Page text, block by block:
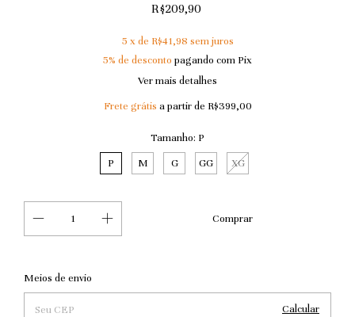
R$209,90
5 x de R$41,98 sem juros
5% de desconto pagando com Pix
Ver mais detalhes
Frete grátis a partir de R$399,00
Tamanho: P
P
M G GG XG
Entregas para o CEP:
Meios de envio
Calcular